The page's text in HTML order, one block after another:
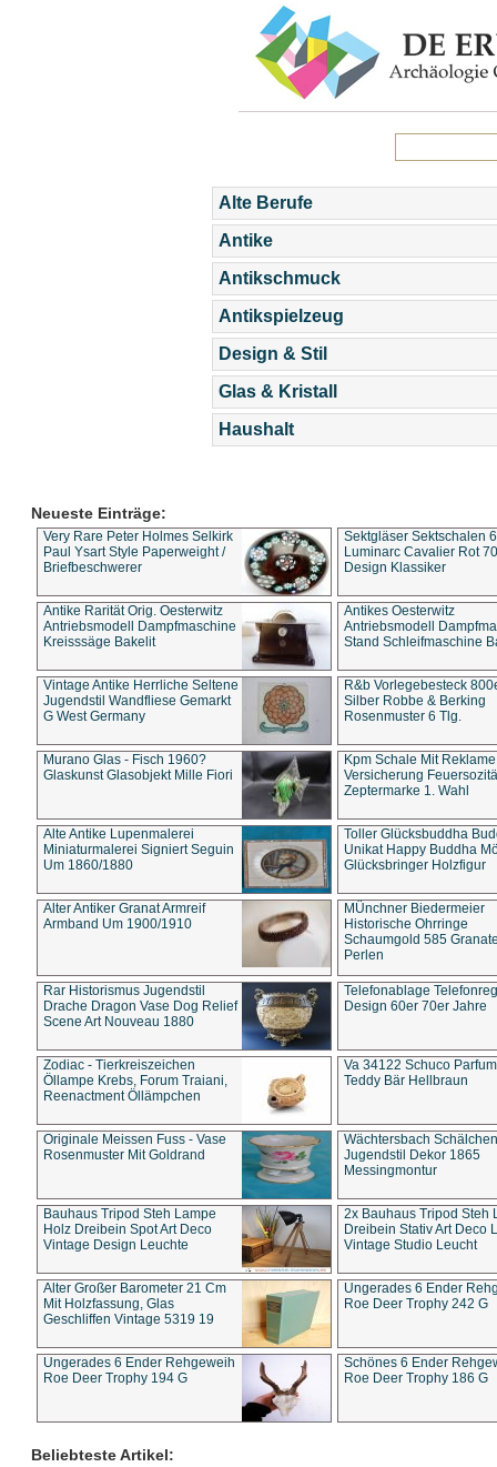
Alte Berufe
Antike
Antikschmuck
Antikspielzeug
Design & Stil
Glas & Kristall
Haushalt
Neueste Einträge:
Very Rare Peter Holmes Selkirk
Paul Ysart Style Paperweight /
Briefbeschwerer
Sektgläser Sektschalen
Luminarc Cavalier Rot
Design Klassiker
Antike Rarität Orig. Oesterwitz
Antriebsmodell Dampfmaschine
Kreisssäge Bakelit
Antikes Oesterwitz
Antriebsmodell
Stand Schleifmaschine
Vintage Antike Herrliche Seltene
Jugendstil Wandfliese Gemarkt
G West Germany
R&b Vorlegebesteck
Silber Robbe & Berking
Rosenmuster 6 Tlg.
Murano Glas - Fisch 1960?
Glaskunst Glasobjekt Mille Fiori
Kpm Schale Mit Reklame
Versicherung
Zeptermarke 1. Wahl
Alte Antike Lupenmalerei
Miniaturmalerei Signiert Seguin
Um 1860/1880
Toller Glücksbuddha
Unikat Happy Buddha
Glücksbringer Holzfigur
Alter Antiker Granat Armreif
Armband Um 1900/1910
MÜnchner Biedermeier
Historische Ohrringe
Schaumgold 585
Perlen
Rar Historismus Jugendstil
Drache Dragon Vase Dog Relief
Scene Art Nouveau 1880
Telefonablage
Design 60er 70er Jahre
Zodiac - Tierkreiszeichen
Öllampe Krebs, Forum Traiani,
Reenactment Öllämpchen
Va 34122 Schuco
Teddy Bär Hellbraun
Originale Meissen Fuss - Vase
Rosenmuster Mit Goldrand
Wächtersbach Schälchen
Jugendstil Dekor 1865
Messingmontur
Bauhaus Tripod Steh Lampe
Holz Dreibein Spot Art Deco
Vintage Design Leuchte
2x Bauhaus Tripod Steh
Dreibein Stativ Art Deco
Vintage Studio Leucht
Alter Großer Barometer 21 Cm
Mit Holzfassung, Glas
Geschliffen Vintage 5319 19
Ungerades 6 Ender
Roe Deer Trophy 242 G
Ungerades 6 Ender Rehgeweih
Roe Deer Trophy 194 G
Schönes 6 Ender
Roe Deer Trophy 186 G
Beliebteste Artikel: